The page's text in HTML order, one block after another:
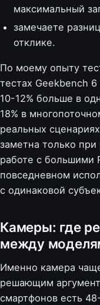
максимальный
замечаете
отклике.
По моему опыту
тестах Geekbench
10-12% больше в
18% в
реальных
заметна только
работе с большими
повседневном
с одинаковой
Камеры: где
между
Именно камера
решающим
смартфонов есть